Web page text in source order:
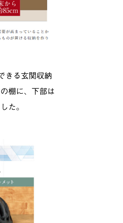
きる玄関収納
棚に、下部は
た。